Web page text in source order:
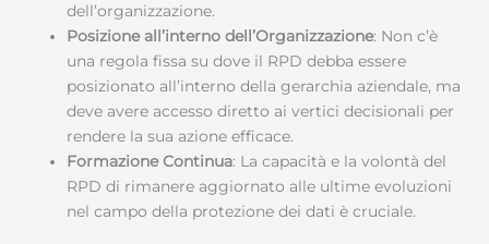
dell’organizzazione.
Posizione all’interno dell’Organizzazione: Non c’è
una regola fissa su dove il RPD debba essere
posizionato all’interno della gerarchia aziendale, ma
deve avere accesso diretto ai vertici decisionali per
rendere la sua azione efficace.
Formazione Continua: La capacità e la volontà del
RPD di rimanere aggiornato alle ultime evoluzioni
nel campo della protezione dei dati è cruciale.